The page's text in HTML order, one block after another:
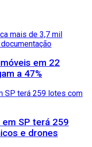
em 22
a 47%
em SP terá 259
e drones